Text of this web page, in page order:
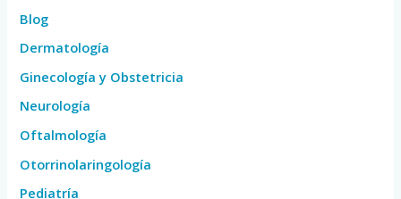
Blog
Dermatología
Ginecología y Obstetricia
Neurología
Oftalmología
Otorrinolaringología
Pediatría